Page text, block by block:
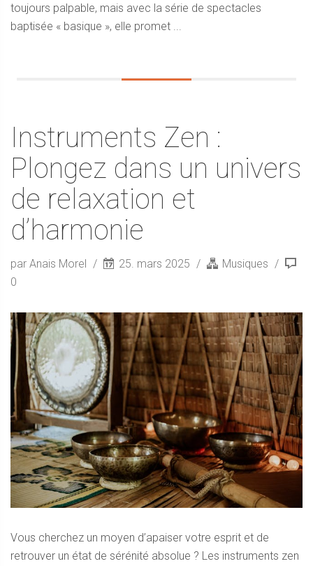
toujours palpable, mais avec la série de spectacles
baptisée « basique », elle promet ...
Instruments Zen :
Plongez dans un univers
de relaxation et
d’harmonie
par Anais Morel 25. mars 2025
Musiques
0
Vous cherchez un moyen d’apaiser votre esprit et de
retrouver un état de sérénité absolue ? Les instruments zen